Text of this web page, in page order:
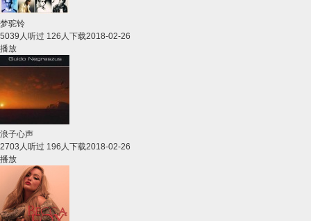
梦驼铃
5039人听过 126人下载2018-02-26
播放
浪子心声
2703人听过 196人下载2018-02-26
播放